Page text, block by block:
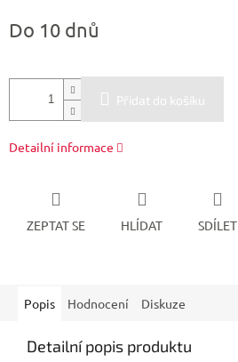
cena:
Do 10 dnů
Přidat do košíku
Detailní informace
ZEPTAT SE HLÍDAT SDÍLET
Popis Hodnocení Diskuze
Detailní popis produktu